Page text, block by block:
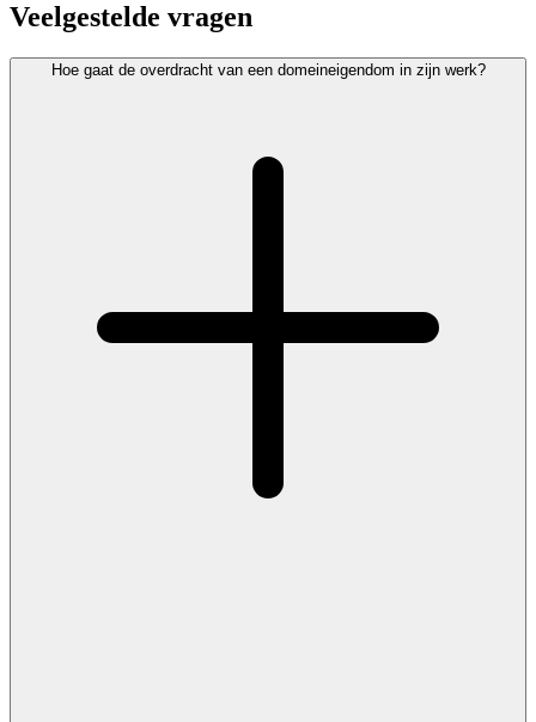
Veelgestelde vragen
Hoe gaat de overdracht van een domeineigendom in zijn werk?